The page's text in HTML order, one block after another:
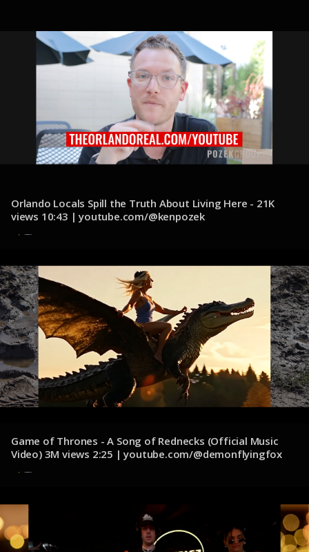
Orlando Locals Spill the Truth About Living Here - 21K
views 10:43 | youtube.com/@kenpozek
Game of Thrones - A Song of Rednecks (Official Music
Video) 3M views 2:25 | youtube.com/@demonflyingfox